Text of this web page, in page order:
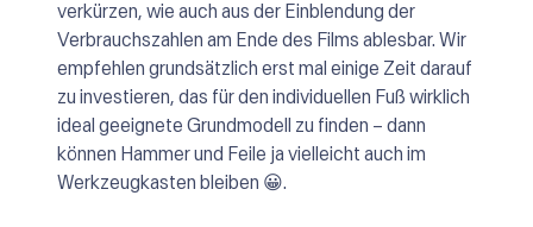
verkürzen, wie auch aus der Einblendung der
Verbrauchszahlen am Ende des Films ablesbar. Wir
empfehlen grundsätzlich erst mal einige Zeit darauf
zu investieren, das für den individuellen Fuß wirklich
ideal geeignete Grundmodell zu finden – dann
können Hammer und Feile ja vielleicht auch im
Werkzeugkasten bleiben 😀.